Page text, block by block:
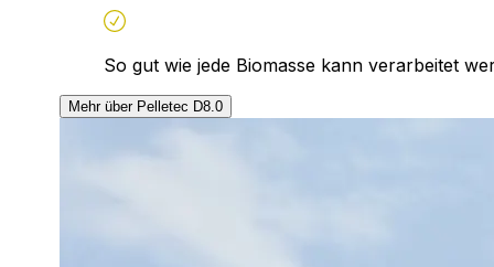
So gut wie jede Biomasse kann verarbeitet
Mehr über Pelletec D8.0